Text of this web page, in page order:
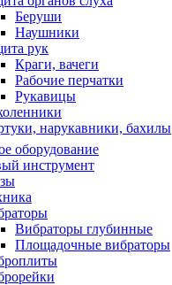
Беруши
Наушники
рук
Краги, вачеги
Рабочие перчатки
Рукавицы
нарукавники, бахилы
оборудование
инструмент
Вибраторы глубинные
Площадочные вибраторы